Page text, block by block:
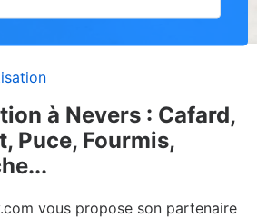
à Nevers : Cafard,
Puce, Fourmis,
vous propose son partenaire